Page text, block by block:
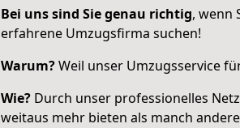
Bei uns sind Sie genau richtig, wenn
erfahrene Umzugsfirma suchen!
Warum?Weil unser Umzugsservice
Wie? Durch unser professionelles
weitaus mehr bieten als manch